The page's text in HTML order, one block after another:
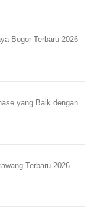
Bogor Terbaru 2026
yang Baik dengan
Terbaru 2026